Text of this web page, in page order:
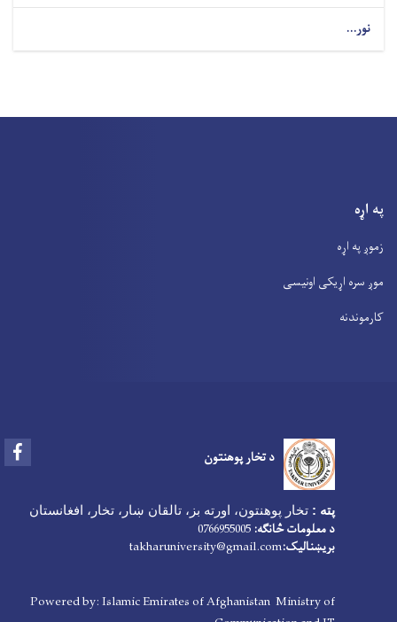
نور...
په اړه
زموږ په اړه
موږ سره اړیکی اونیسی
کارموندنه
د تخار پوهنتون
پته : تخار پوهنتون، اورته بز، تالقان ښار، تخار، افغانستان
د معلومات څانګه: 0766955005
بریښنالیک:takharuniversity@gmail.com
Powered by: Islamic Emirates of Afghanistan Ministry of